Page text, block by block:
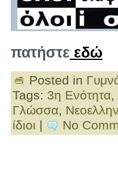
πατήστε εδώ
Posted in
Tags: 3η Ενότητα,
Γλώσσα,
ίδιοι | No